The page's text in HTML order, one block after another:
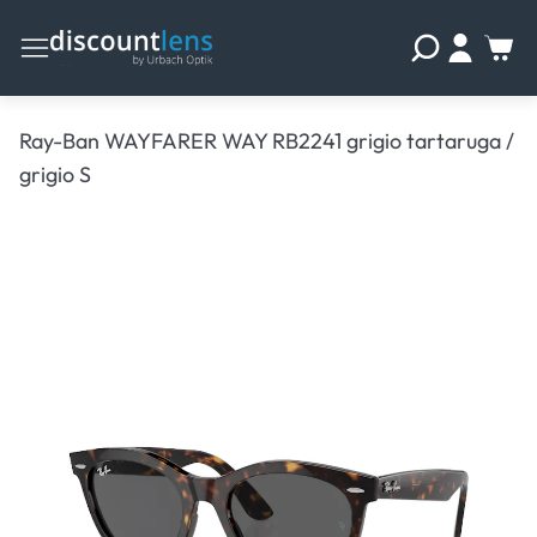
Ray-Ban WAYFARER WAY RB2241 grigio tartaruga /
grigio S